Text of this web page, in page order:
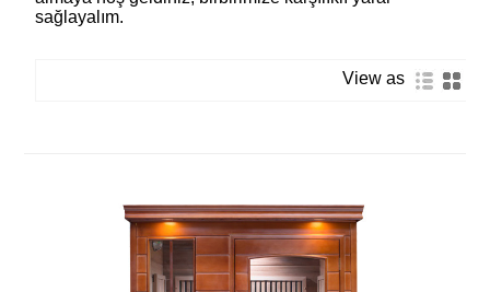
sağlayalım.
View as